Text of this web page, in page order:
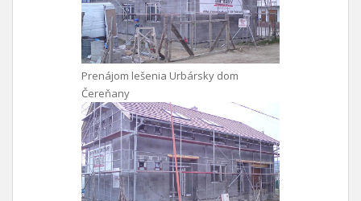
Prenájom lešenia Urbársky dom
Čereňany